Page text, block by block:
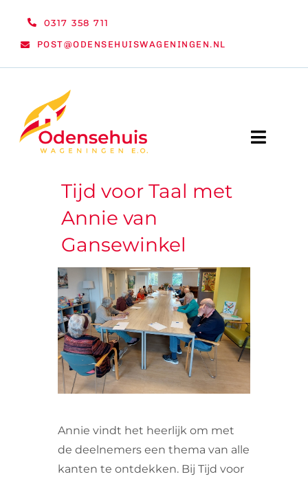
0317 358 711
POST@ODENSEHUISWAGENINGEN.NL
Toggle
WELKOM
ORGANISATIE
VRIJWILLIGERS & STAGIAIRES
Tijd voor Taal met
Annie van
Gansewinkel
Annie vindt het heerlijk om met
de deelnemers een thema van alle
kanten te ontdekken. Bij Tijd voor